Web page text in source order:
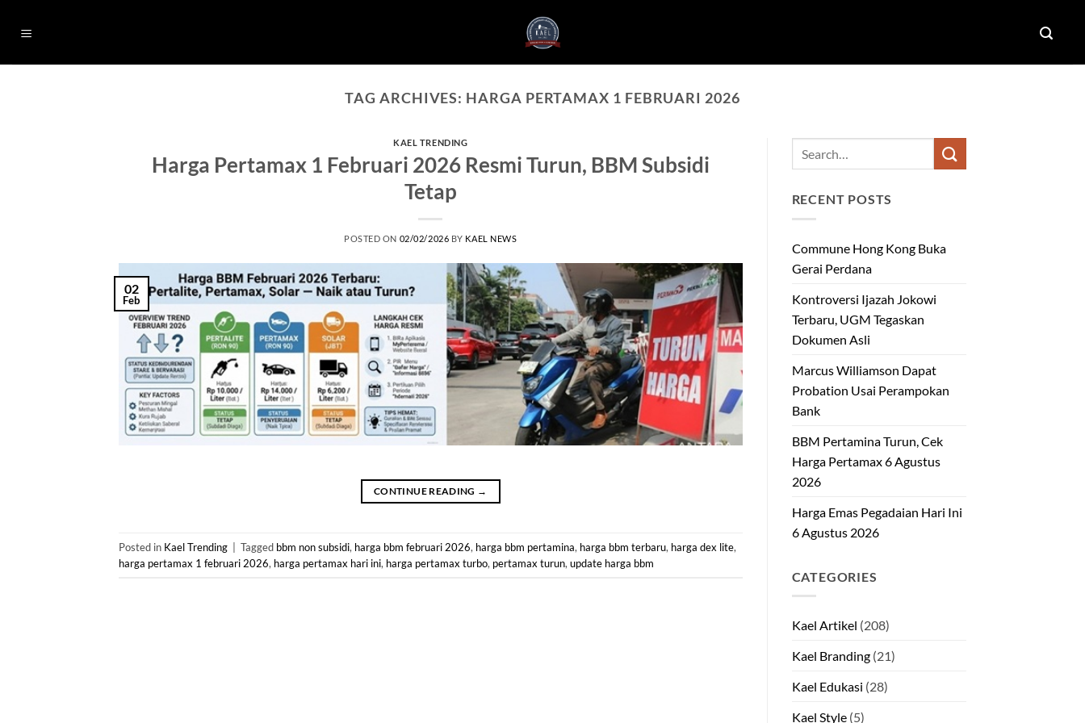
TAG ARCHIVES: HARGA PERTAMAX 1 FEBRUARI 2026
KAEL TRENDING
Harga Pertamax 1 Februari 2026 Resmi Turun, BBM Subsidi
Tetap
POSTED ON 02/02/2026 BY KAEL NEWS
02
Feb
CONTINUE READING →
Posted in Kael Trending | Tagged bbm non subsidi, harga bbm februari 2026, harga bbm pertamina, harga bbm terbaru, harga dex lite,
harga pertamax 1 februari 2026, harga pertamax hari ini, harga pertamax turbo, pertamax turun, update harga bbm
RECENT POSTS
Commune Hong Kong Buka
Gerai Perdana
Kontroversi Ijazah Jokowi
Terbaru, UGM Tegaskan
Dokumen Asli
Marcus Williamson Dapat
Probation Usai Perampokan
Bank
BBM Pertamina Turun, Cek
Harga Pertamax 6 Agustus
2026
Harga Emas Pegadaian Hari Ini
6 Agustus 2026
CATEGORIES
Kael Artikel (208)
Kael Branding(21)
Kael Edukasi (28)
Kael Style(5)